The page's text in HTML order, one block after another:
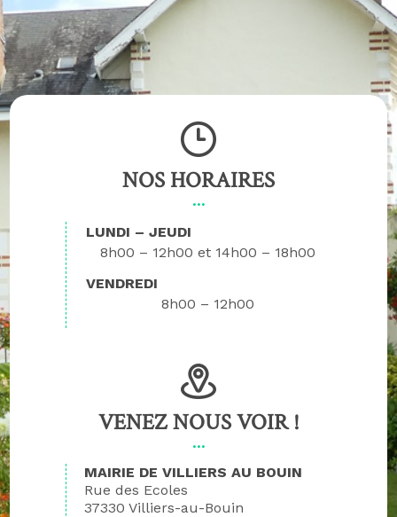
NOS HORAIRES
LUNDI – JEUDI
8h00 – 12h00
14h00 – 18h00
VENDREDI
8h00 – 12h00
VENEZ NOUS VOIR !
MAIRIE DE VILLIERS AU BOUIN
Rue des Ecoles
37330 Villiers-au-Bouin